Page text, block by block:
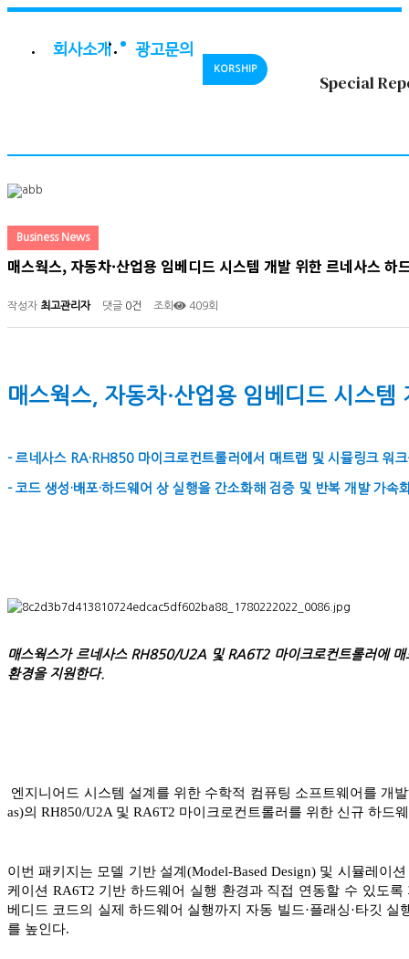
회사소개 광고문의
KORSHIP
Special
Business News
매스웍스, 자동차·산업용 임베디드 시스템 개발 위한 르네사스 하
작성자 최고관리자 댓글 0건 조회 409회
매스웍스, 자동차·산업용 임베디드 시스
- 르네사스 RA·RH850 마이크로컨트롤러에서 매트랩 및 시뮬링크 워
- 코드 생성·배포·하드웨어 상 실행을 간소화해 검증 및 반복 개발 가속
매스웍스가 르네사스 RH850/U2A 및 RA6T2 마이크로컨트롤러에
환경을 지원한다.
엔지니어드 시스템 설계를 위한 수학적 컴퓨팅 소프트웨어를 개
as)의 RH850/U2A 및 RA6T2 마이크로컨트롤러를 위한 신규 하드
이번 패키지는 모델 기반 설계(Model-Based Design) 및 시뮬레이
케이션 RA6T2 기반 하드웨어 실행 환경과 직접 연동할 수 있도
베디드 코드의 실제 하드웨어 실행까지 자동 빌드·플래싱·타깃
를 높인다.